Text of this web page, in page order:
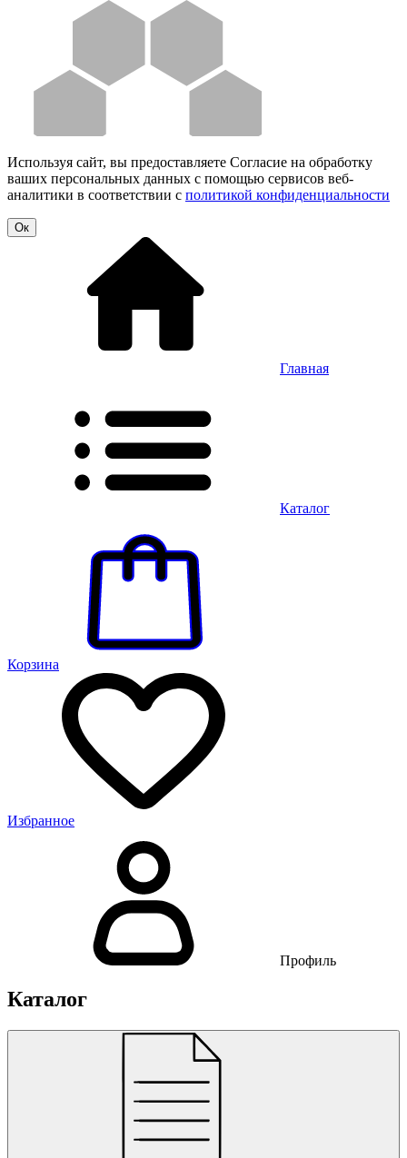
Используя сайт, вы предоставляете Согласие на обработку
ваших персональных данных с помощью сервисов веб-
аналитики в соответствии с политикой конфиденциальности
Oк
Главная
Каталог
Корзина
Избранное
Профиль
Каталог